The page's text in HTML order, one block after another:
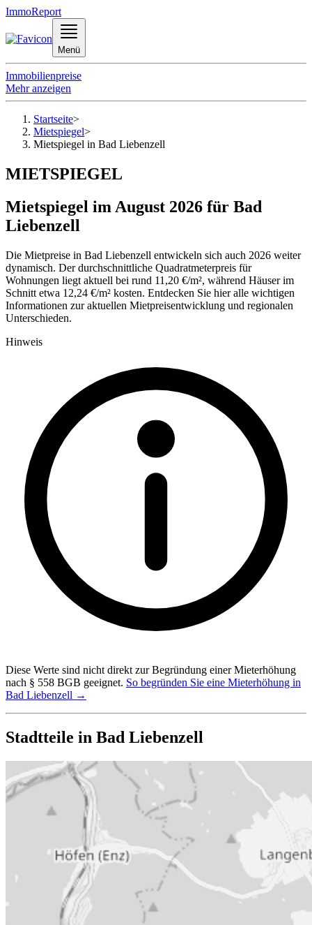
ImmoReport
Menü
Immobilienpreise
Mehr anzeigen
Startseite>
Mietspiegel>
Mietspiegel in Bad Liebenzell
MIETSPIEGEL
Mietspiegel im August 2026 für Bad
Liebenzell
Die Mietpreise in Bad Liebenzell entwickeln sich auch 2026 weiter
dynamisch. Der durchschnittliche Quadratmeterpreis für
Wohnungen liegt aktuell bei rund 11,20 €/m², während Häuser im
Schnitt etwa 12,24 €/m² kosten. Entdecken Sie hier alle wichtigen
Informationen zur aktuellen Mietpreisentwicklung und regionalen
Unterschieden.
Hinweis
Diese Werte sind nicht direkt zur Begründung einer Mieterhöhung
nach § 558 BGB geeignet. So begründen Sie eine Mieterhöhung in
Bad Liebenzell →
Stadtteile in Bad Liebenzell